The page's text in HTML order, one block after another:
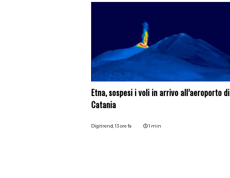
Etna, sospesi i voli in arrivo all’aeroporto di
Catania
Digitrend,13 ore fa 1 min